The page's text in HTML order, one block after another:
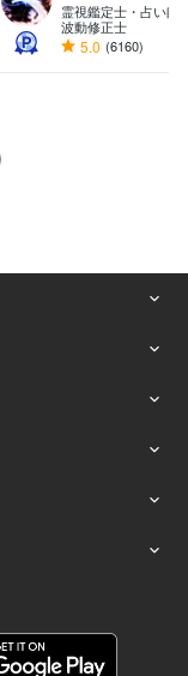
霊視鑑定士・占い師
波動修正士
5.0 (6160)